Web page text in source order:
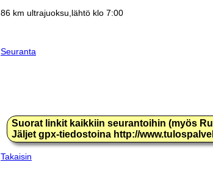
86 km ultrajuoksu,lähtö klo 7:00
Seuranta
Suorat linkit kaikkiin seurantoihin (myös
Jäljet gpx-tiedostoina http://
Takaisin